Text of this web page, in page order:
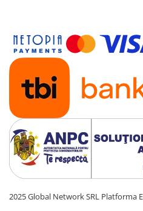
2025 Global Network SRL Platforma